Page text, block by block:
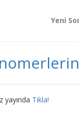
Yeni
yayında Tıkla!